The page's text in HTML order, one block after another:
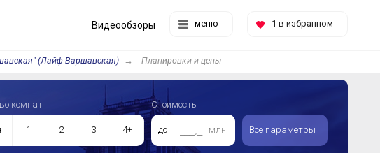
меню 1 в избранном
Видеообзоры
(Лайф-Варшавская) Планировки и цены
комнат
1 2 3 4+
Стоимость
до млн. Все параметры